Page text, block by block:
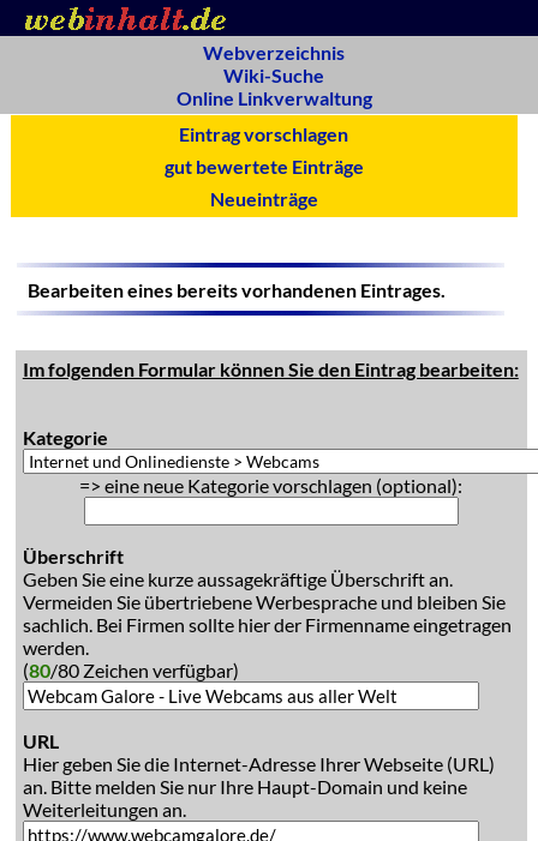
Webverzeichnis
Wiki-Suche
Online Linkverwaltung
Eintrag vorschlagen
gut bewertete Einträge
Neueinträge
Bearbeiten eines bereits vorhandenen Eintrages.
Im folgenden Formular können Sie den Eintrag bearbeiten:
Kategorie
=> eine neue Kategorie vorschlagen (optional):
Überschrift
Geben Sie eine kurze aussagekräftige Überschrift an.
Vermeiden Sie übertriebene Werbesprache und bleiben Sie
sachlich. Bei Firmen sollte hier der Firmenname eingetragen
werden.
(80/80 Zeichen verfügbar)
URL
Hier geben Sie die Internet-Adresse Ihrer Webseite (URL)
an. Bitte melden Sie nur Ihre Haupt-Domain und keine
Weiterleitungen an.